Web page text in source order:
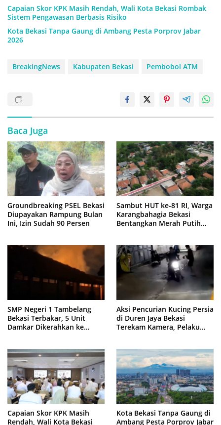
Capaian Skor KPK Masih Rendah, Wali Kota Bekasi Rombak
Sistem Pengawasan Berbasis Risiko
Kota Bekasi Tanpa Gaung di Ambang Pesta Porprov Jabar
2026
BreakingNews Kabupaten Bekasi Pembobol ATM
Baca Juga
Groundbreaking PSEL Bekasi
Diupayakan Rampung Bulan
Ini, Izin Sudah 90 Persen
Sambut HUT ke-81 RI, Warga
Karangbahagia Bekasi
Bentangkan Merah Putih
SMP Negeri 1 Tambelang
Bekasi Terbakar, 5 Unit
Damkar Dikerahkan ke
Aksi Pencurian Kucing Persia
di Duren Jaya Bekasi
Terekam Kamera, Pelaku
Capaian Skor KPK Masih
Rendah, Wali Kota Bekasi
Kota Bekasi Tanpa Gaung di
Ambang Pesta Porprov Jabar